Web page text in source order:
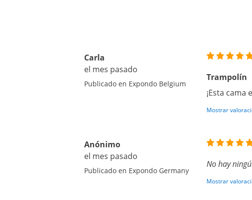
Carla
el mes pasado
Publicado en Expondo Belgium
Trampolín
¡Esta
Mostrar
Anónimo
el mes pasado
Publicado en Expondo Germany
No hay
Mostrar